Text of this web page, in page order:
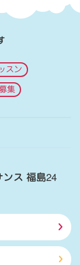
スン
集
ス 福島24